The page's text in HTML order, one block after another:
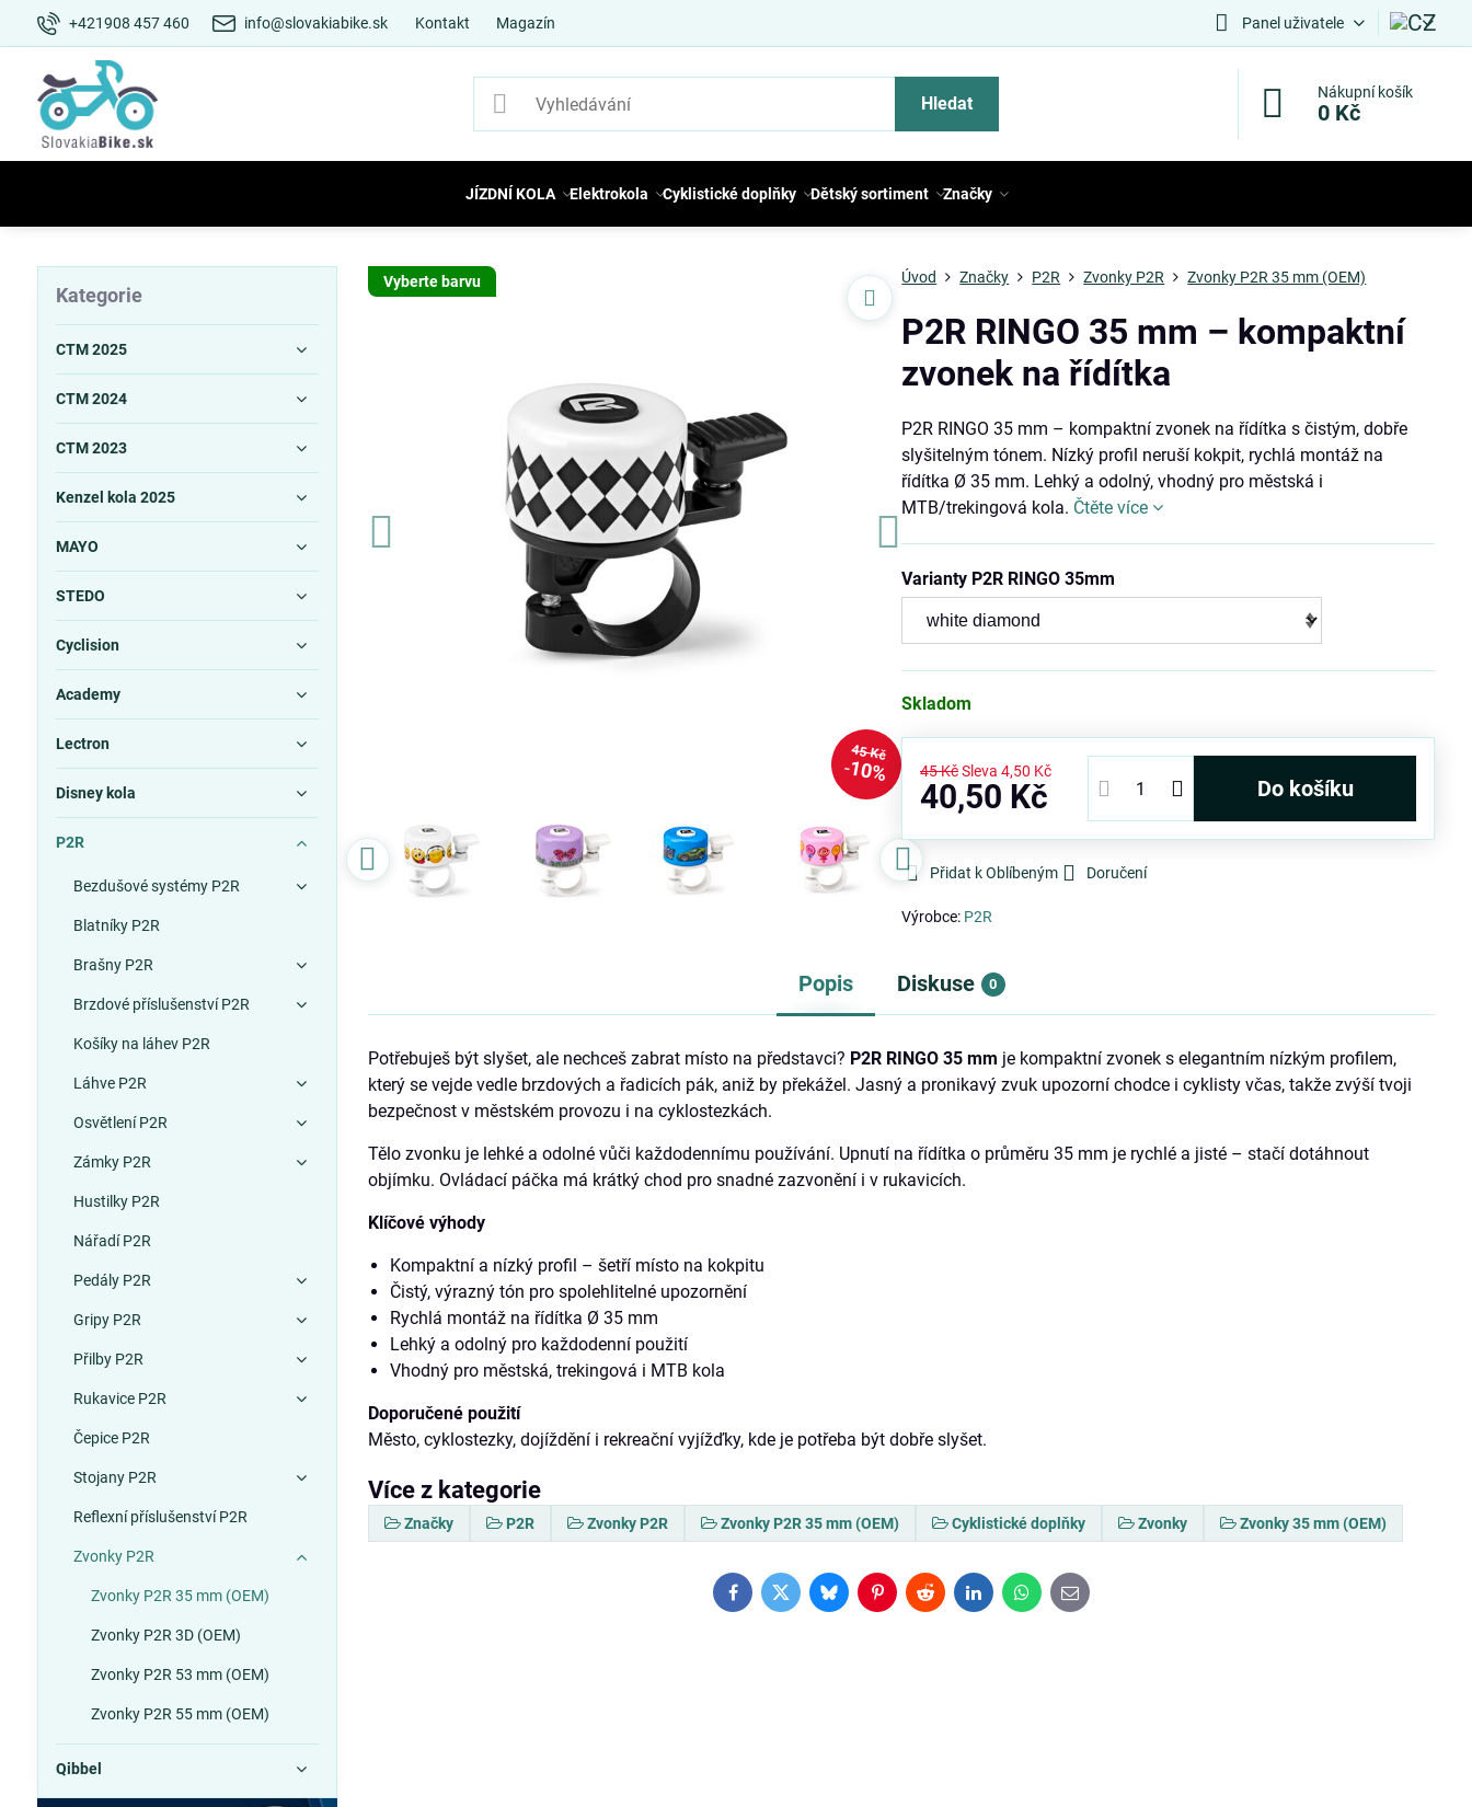
+421908 457 460 info@slovakiabike.sk Kontakt Magazín Panel uživatele
Hledat
Nákupní košík
0 Kč
JÍZDNÍ KOLA Elektrokola Cyklistické doplňky Dětský sortiment Značky
Vyberte barvu
45 Kč
10%
Úvod Značky P2R Zvonky P2R Zvonky P2R 35 mm (OEM)
P2R RINGO 35 mm – kompaktní
zvonek na řídítka
P2R RINGO 35 mm – kompaktní zvonek na řídítka s čistým, dobře
slyšitelným tónem. Nízký profil neruší kokpit, rychlá montáž na
řídítka Ø 35 mm. Lehký a odolný, vhodný pro městská i
MTB/trekingová kola. Čtěte více
Varianty P2R RINGO 35mm
Skladom
45 Kč Sleva 4,50 Kč
40,50 Kč Do košíku
Přidat k Oblíbeným Doručení
Výrobce: P2R
Popis Diskuse 0
Potřebuješ být slyšet, ale nechceš zabrat místo na představci? P2R RINGO 35 mm je kompaktní zvonek s elegantním nízkým profilem,
který se vejde vedle brzdových a řadicích pák, aniž by překážel. Jasný a pronikavý zvuk upozorní chodce i cyklisty včas, takže zvýší tvoji
bezpečnost v městském provozu i na cyklostezkách.
Tělo zvonku je lehké a odolné vůči každodennímu používání. Upnutí na řídítka o průměru 35 mm je rychlé a jisté – stačí dotáhnout
objímku. Ovládací páčka má krátký chod pro snadné zazvonění i v rukavicích.
Klíčové výhody
Kompaktní a nízký profil – šetří místo na kokpitu
Čistý, výrazný tón pro spolehlitelné upozornění
Rychlá montáž na řídítka Ø 35 mm
Lehký a odolný pro každodenní použití
Vhodný pro městská, trekingová i MTB kola
Doporučené použití
Město, cyklostezky, dojíždění i rekreační vyjížďky, kde je potřeba být dobře slyšet.
Více z kategorie
Značky P2R Zvonky P2R Zvonky P2R 35 mm (OEM) Cyklistické doplňky Zvonky Zvonky 35 mm (OEM)
FacebookTwitterBlueskyPinterestRedditLinkedInWhatsApp
E-
mail
Kategorie
CTM 2025
CTM 2024
CTM 2023
Kenzel kola 2025
MAYO
STEDO
Cyclision
Academy
Lectron
Disney kola
P2R
Bezdušové systémy P2R
Blatníky P2R
Brašny P2R
Brzdové příslušenství P2R
Košíky na láhev P2R
Láhve P2R
Osvětlení P2R
Zámky P2R
Hustilky P2R
Nářadí P2R
Pedály P2R
Gripy P2R
Přilby P2R
Rukavice P2R
Čepice P2R
Stojany P2R
Reflexní příslušenství P2R
Zvonky P2R
Zvonky P2R 35 mm (OEM)
Zvonky P2R 3D (OEM)
Zvonky P2R 53 mm (OEM)
Zvonky P2R 55 mm (OEM)
Qibbel